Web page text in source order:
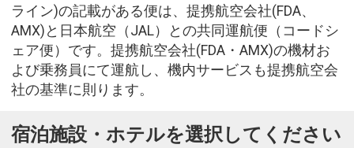
ライン)の記載がある便は、提携航空会社(FDA、
AMX)と日本航空（JAL）との共同運航便（コードシ
ェア便）です。提携航空会社(FDA・AMX)の機材お
よび乗務員にて運航し、機内サービスも提携航空会
社の基準に則ります。
宿泊施設・ホテルを選択してください